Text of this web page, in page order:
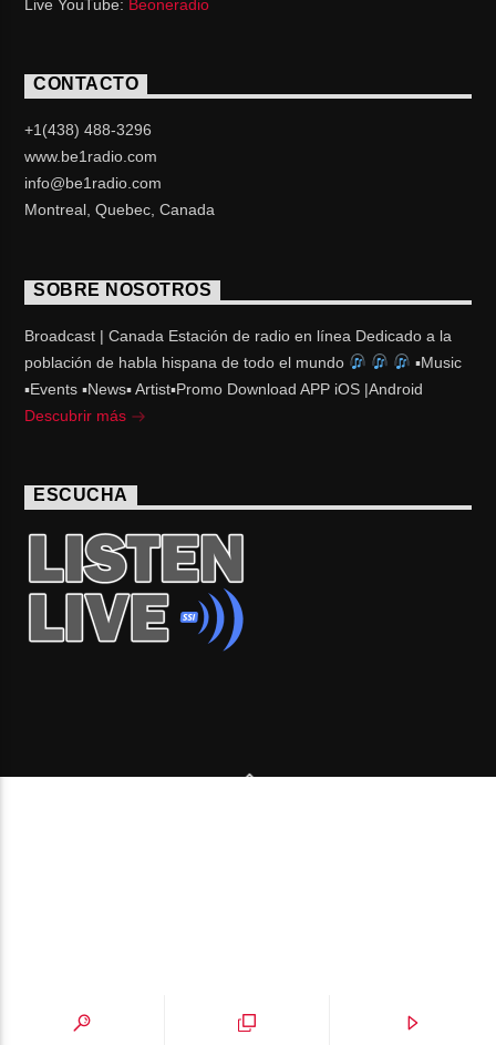
Live YouTube: Beoneradio
CONTACTO
+1(438) 488-3296
www.be1radio.com
info@be1radio.com
Montreal, Quebec, Canada
SOBRE NOSOTROS
Broadcast | Canada Estación de radio en línea Dedicado a la
población de habla hispana de todo el mundo
▪Music
▪Events ▪News▪ Artist▪Promo Download APP iOS |Android
Descubrir más
ESCUCHA